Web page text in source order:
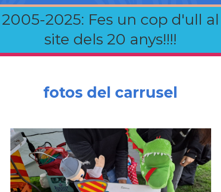
2005-2025: Fes un cop d'ull al
site dels 20 anys!!!!
fotos del carrusel